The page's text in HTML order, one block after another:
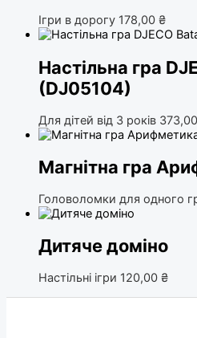
Ігри в дорогу 178,00 ₴
Настільна гра
(DJ05104)
Для дітей від 3 років 373,00
Магнітна гра
Головоломки для одного
Дитяче доміно
Настільні ігри 120,00 ₴